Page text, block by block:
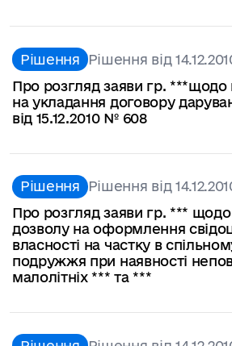
Рішення Рішення від
Про розгляд заяви гр. ***щодо
на укладання договору
від 15.12.2010 № 608
Рішення Рішення від
Про розгляд заяви гр. ***
дозволу на оформлення
власності на частку в
подружжя при наявності
малолітніх *** та ***